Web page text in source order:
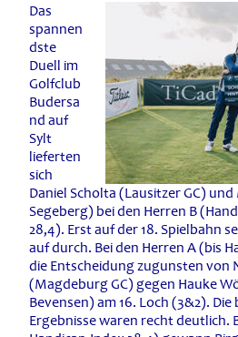
Das
spannen
dste
Duell im
Golfclub
Budersa
nd auf
Sylt
lieferten
sich
Daniel Scholta (Lausitzer GC) und
Segeberg) bei den Herren B
28,4). Erst auf der 18. Spielbahn
auf durch. Bei den Herren A (bis
die Entscheidung zugunsten von
(Magdeburg GC) gegen Hauke
Bevensen) am 16. Loch (3&2).
Ergebnisse waren recht deutlich.